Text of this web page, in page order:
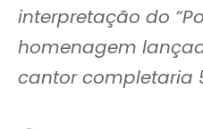
interpretação do
homenagem
cantor completaria